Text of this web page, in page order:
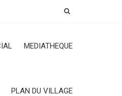
MEDIATHEQUE
PLAN DU VILLAGE